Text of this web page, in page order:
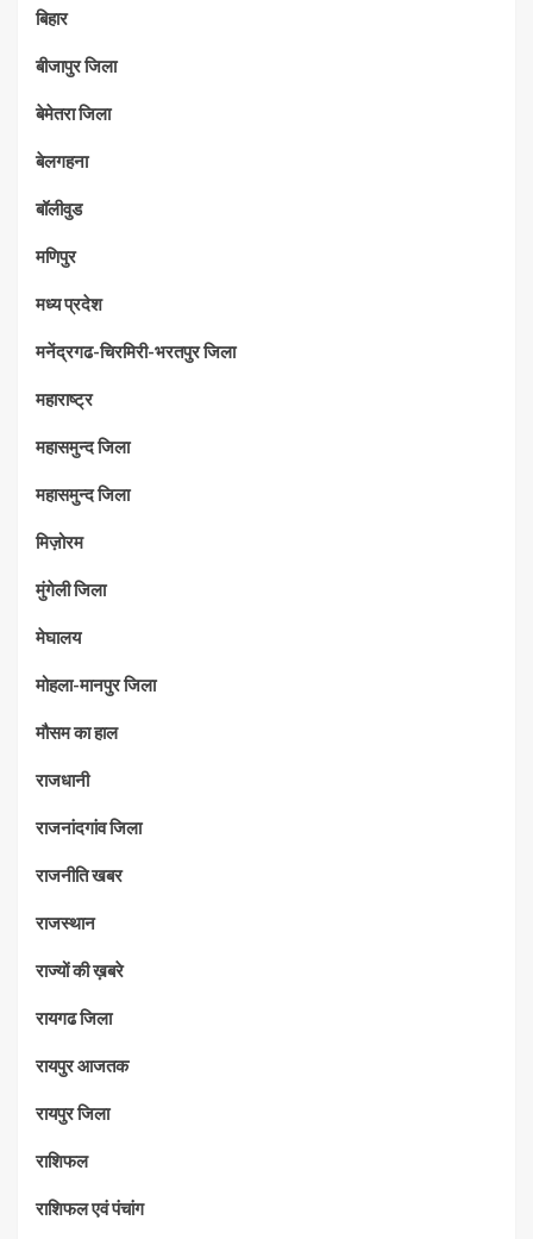
बिहार
बीजापुर जिला
बेमेतरा जिला
बेलगहना
बॉलीवुड
मणिपुर
मध्‍य प्रदेश
मनेंद्रगढ-चिरमिरी-भरतपुर जिला
महाराष्‍ट्र
महासमुन्द जिला
महासमुन्द जिला
मिज़ोरम
मुंगेली जिला
मेघालय
मोहला-मानपुर जिला
मौसम का हाल
राजधानी
राजनांदगांव जिला
राजनीति खबर
राजस्थान
राज्यों की ख़बरे
रायगढ जिला
रायपुर आजतक
रायपुर जिला
राशिफल
राशिफल एवं पंचांग